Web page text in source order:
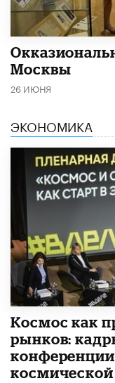
Москвы
26 ИЮНЯ
ЭКОНОМИКА
Космос как
рынков: